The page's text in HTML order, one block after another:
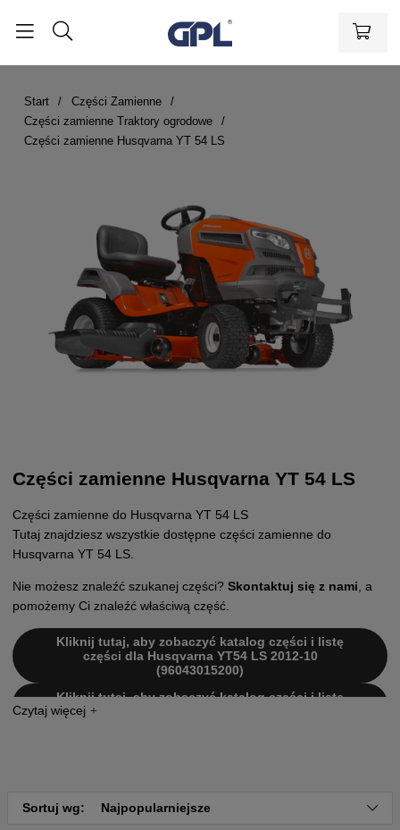
Start
Części Zamienne
Części zamienne Traktory ogrodowe
Części zamienne Husqvarna YT 54 LS
Części zamienne Husqvarna YT 54 LS
Części zamienne do Husqvarna YT 54 LS
Tutaj znajdziesz wszystkie dostępne części zamienne do
Husqvarna YT 54 LS.
Nie możesz znaleźć szukanej części? Skontaktuj się z nami , a
pomożemy Ci znaleźć właściwą część.
Kliknij tutaj, aby zobaczyć katalog części i listę
części dla Husqvarna YT54 LS 2012-10
(96043015200)
Kliknij tutaj, aby zobaczyć katalog części i listę
części dla Husqvarna YT54LS 2013-11 (96043017001)
Sortuj wg: Najpopularniejsze